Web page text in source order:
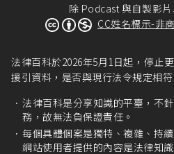
除 Podcast 與自製影
CC姓名標示-非
法律百科於2026年5月1日起，停止
援引資料，是否與現行法令規定相符
法律百科是分享知識的平臺，不
務，故無法負保證責任。
每個具體個案是獨特、複雜、持
網站使用者提供的內容是法律知